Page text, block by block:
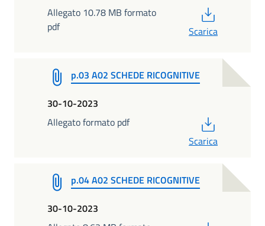
Allegato 10.78 MB formato
pdf
Scarica
p.03 A02 SCHEDE RICOGNITIVE
30-10-2023
Allegato formato pdf
Scarica
p.04 A02 SCHEDE RICOGNITIVE
30-10-2023